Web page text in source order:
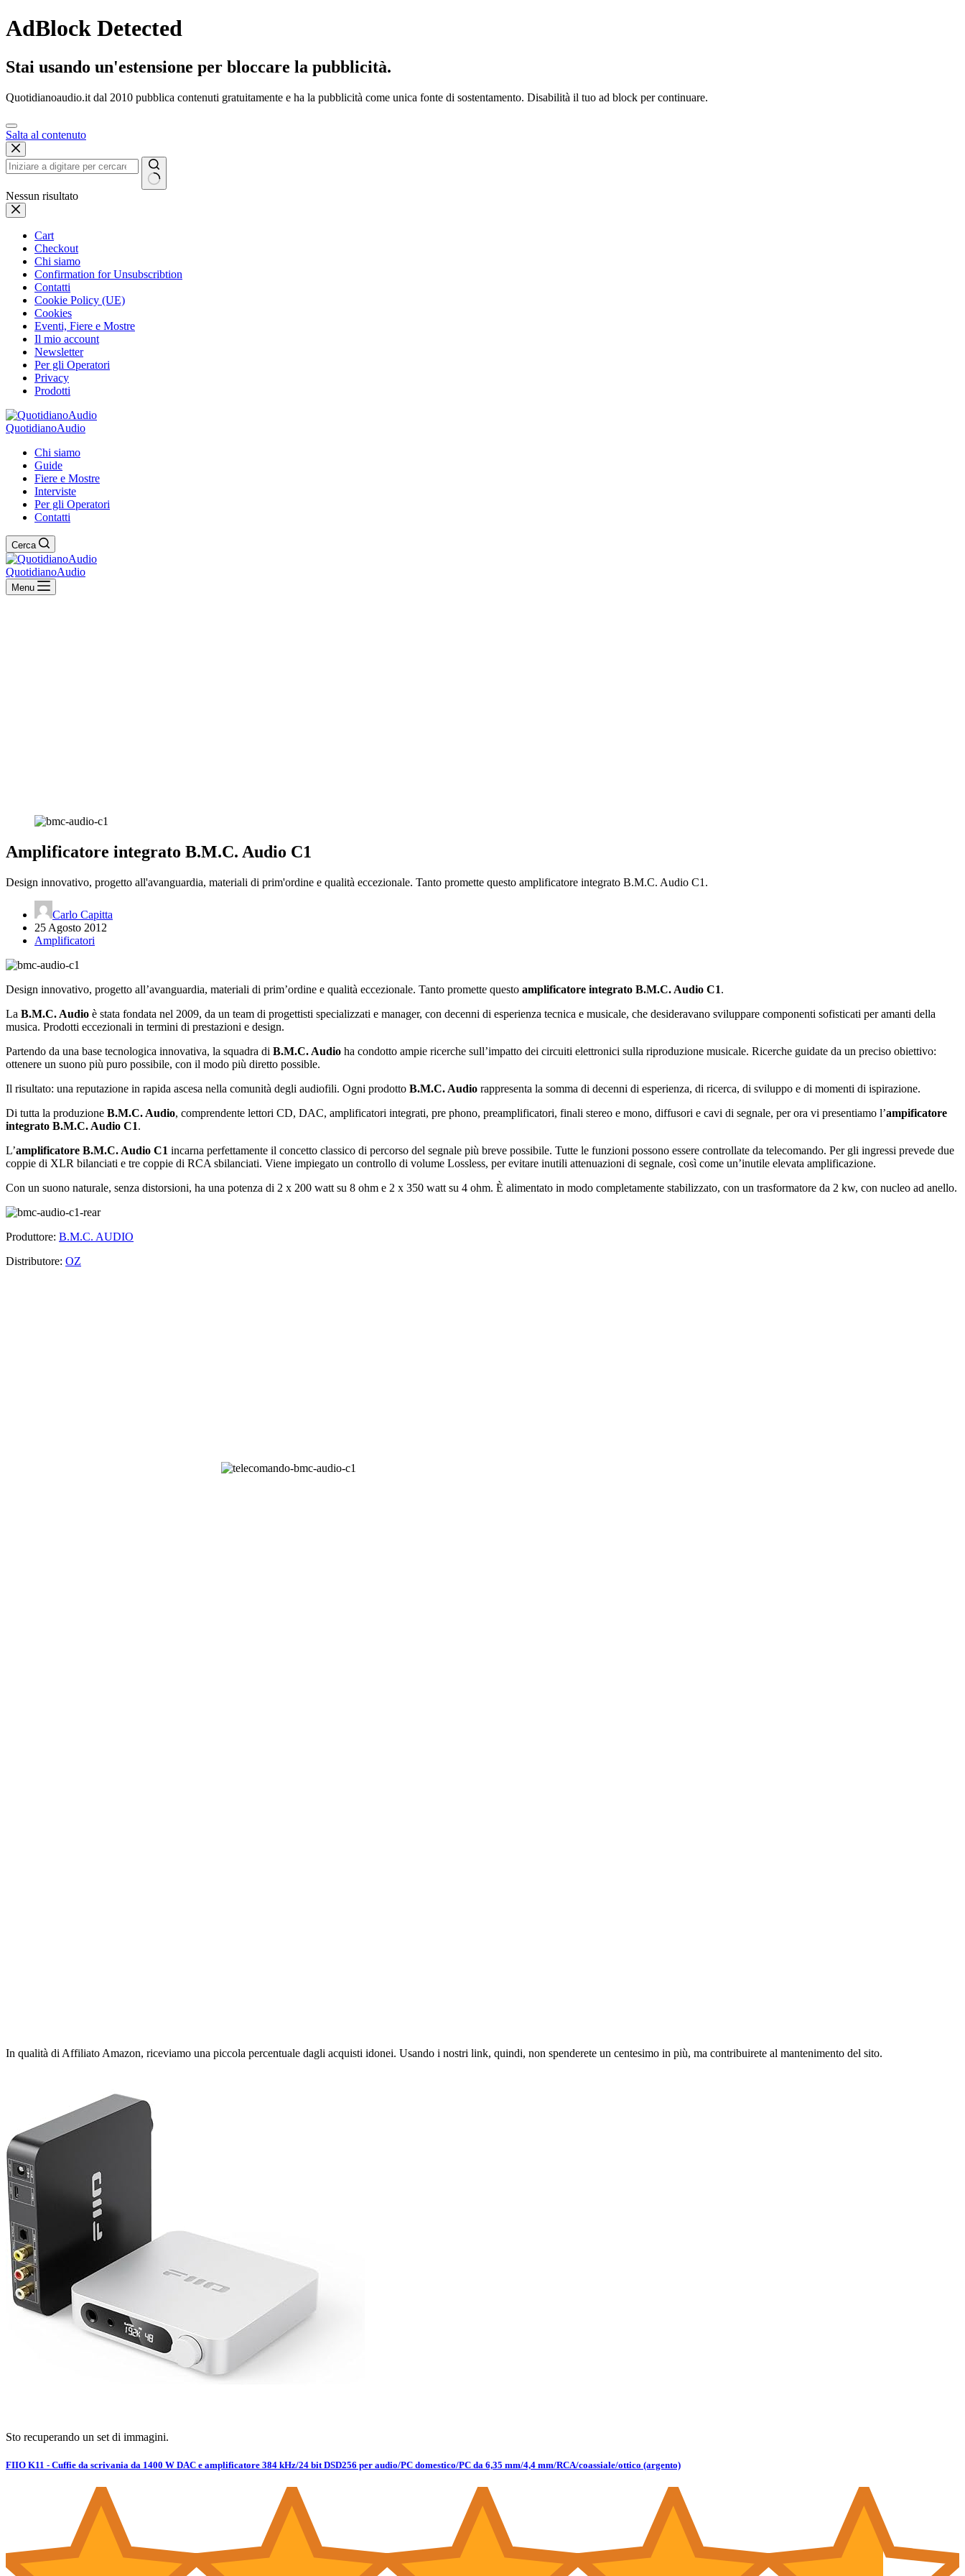
AdBlock Detected
Stai usando un'estensione per bloccare la pubblicità.
Quotidianoaudio.it dal 2010 pubblica contenuti gratuitamente e ha la pubblicità come unica fonte di sostentamento. Disabilità il tuo ad block per continuare.
Salta al contenuto
Nessun risultato
Cart
Checkout
Chi siamo
Confirmation for Unsubscribtion
Contatti
Cookie Policy (UE)
Cookies
Eventi, Fiere e Mostre
Il mio account
Newsletter
Per gli Operatori
Privacy
Prodotti
QuotidianoAudio
Chi siamo
Guide
Fiere e Mostre
Interviste
Per gli Operatori
Contatti
Cerca
QuotidianoAudio
Menu
Amplificatore integrato B.M.C. Audio C1
Design innovativo, progetto all'avanguardia, materiali di prim'ordine e qualità eccezionale. Tanto promette questo amplificatore integrato B.M.C. Audio C1.
Carlo Capitta
25 Agosto 2012
Amplificatori
Design innovativo, progetto all’avanguardia, materiali di prim’ordine e qualità eccezionale. Tanto promette questo amplificatore integrato B.M.C. Audio C1.
La B.M.C. Audio è stata fondata nel 2009, da un team di progettisti specializzati e manager, con decenni di esperienza tecnica e musicale, che desideravano sviluppare componenti sofisticati per amanti della
musica. Prodotti eccezionali in termini di prestazioni e design.
Partendo da una base tecnologica innovativa, la squadra di B.M.C. Audio ha condotto ampie ricerche sull’impatto dei circuiti elettronici sulla riproduzione musicale. Ricerche guidate da un preciso obiettivo:
ottenere un suono più puro possibile, con il modo più diretto possible.
Il risultato: una reputazione in rapida ascesa nella comunità degli audiofili. Ogni prodotto B.M.C. Audio rappresenta la somma di decenni di esperienza, di ricerca, di sviluppo e di momenti di ispirazione.
Di tutta la produzione B.M.C. Audio, comprendente lettori CD, DAC, amplificatori integrati, pre phono, preamplificatori, finali stereo e mono, diffusori e cavi di segnale, per ora vi presentiamo l’ampificatore
integrato B.M.C. Audio C1.
L’amplificatore B.M.C. Audio C1 incarna perfettamente il concetto classico di percorso del segnale più breve possibile. Tutte le funzioni possono essere controllate da telecomando. Per gli ingressi prevede due
coppie di XLR bilanciati e tre coppie di RCA sbilanciati. Viene impiegato un controllo di volume Lossless, per evitare inutili attenuazioni di segnale, così come un’inutile elevata amplificazione.
Con un suono naturale, senza distorsioni, ha una potenza di 2 x 200 watt su 8 ohm e 2 x 350 watt su 4 ohm. È alimentato in modo completamente stabilizzato, con un trasformatore da 2 kw, con nucleo ad anello.
Produttore: B.M.C. AUDIO
Distributore: OZ
In qualità di Affiliato Amazon, riceviamo una piccola percentuale dagli acquisti idonei. Usando i nostri link, quindi, non spenderete un centesimo in più, ma contribuirete al mantenimento del sito.
Sto recuperando un set di immagini.
FIIO K11 - Cuffie da scrivania da 1400 W DAC e amplificatore 384 kHz/24 bit DSD256 per audio/PC domestico/PC da 6,35 mm/4,4 mm/RCA/coassiale/ottico (argento)